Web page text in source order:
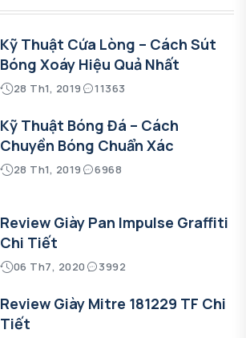
Kỹ Thuật Cứa Lòng – Cách Sút
Bóng Xoáy Hiệu Quả Nhất
28 Th1, 2019 11363
Kỹ Thuật Bóng Đá – Cách
Chuyền Bóng Chuẩn Xác
28 Th1, 2019 6968
Review Giày Pan Impulse Graffiti
Chi Tiết
06 Th7, 2020 3992
Review Giày Mitre 181229 TF Chi
Tiết